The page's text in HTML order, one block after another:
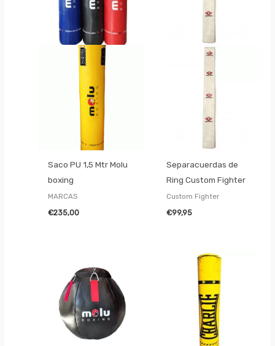
Saco PU 1,5 Mtr Molu
boxing
MARCAS
€235,00
Separacuerdas de
Ring Custom Fighter
Custom Fighter
€99,95